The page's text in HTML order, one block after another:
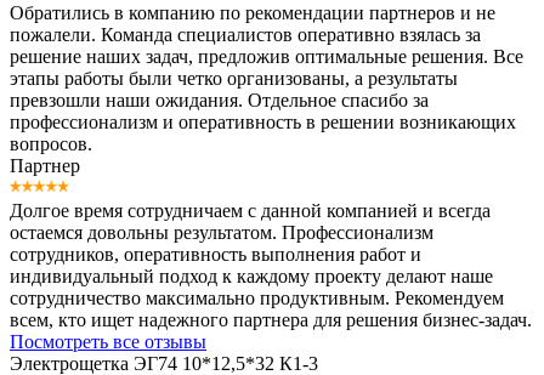
Обратились в компанию по рекомендации партнеров и не
пожалели. Команда специалистов оперативно взялась за
решение наших задач, предложив оптимальные решения. Все
этапы работы были четко организованы, а результаты
превзошли наши ожидания. Отдельное спасибо за
профессионализм и оперативность в решении возникающих
вопросов.
Партнер
Долгое время сотрудничаем с данной компанией и всегда
остаемся довольны результатом. Профессионализм
сотрудников, оперативность выполнения работ и
индивидуальный подход к каждому проекту делают наше
сотрудничество максимально продуктивным. Рекомендуем
всем, кто ищет надежного партнера для решения бизнес-задач.
Посмотреть все отзывы
Электрощетка ЭГ74 10*12,5*32 К1-3